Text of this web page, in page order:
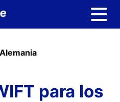
Alemania
para los